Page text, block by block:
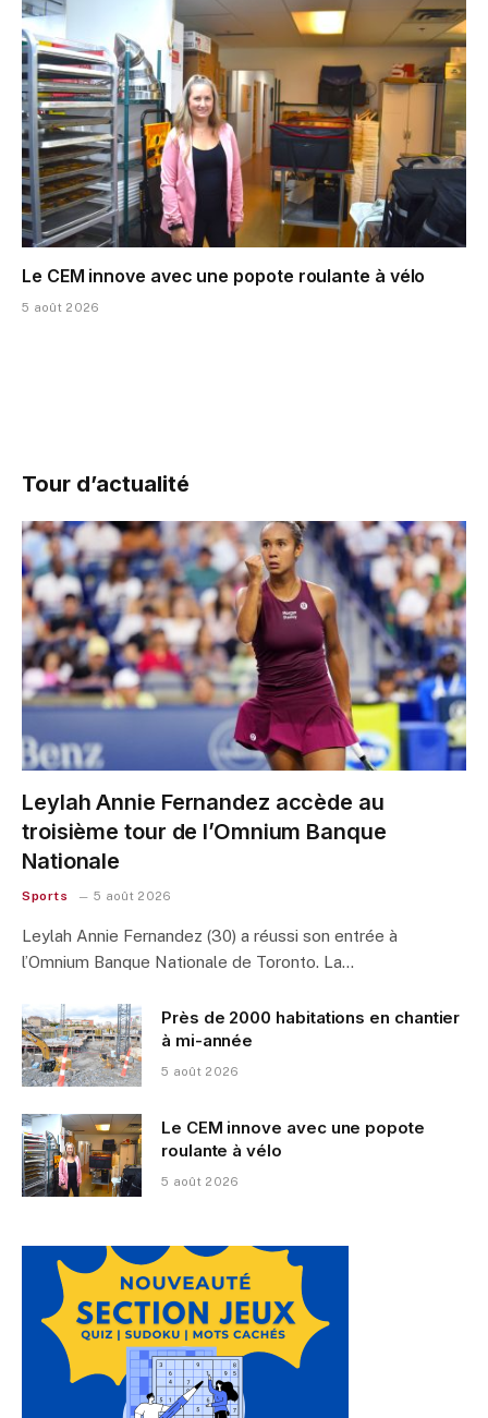
Le CEM innove avec une popote roulante à vélo
5 août 2026
Tour d’actualité
Leylah Annie Fernandez accède au
troisième tour de l’Omnium Banque
Nationale
Sports 5 août 2026
Leylah Annie Fernandez (30) a réussi son entrée à
l’Omnium Banque Nationale de Toronto. La…
Près de 2000 habitations en chantier
à mi-année
5 août 2026
Le CEM innove avec une popote
roulante à vélo
5 août 2026